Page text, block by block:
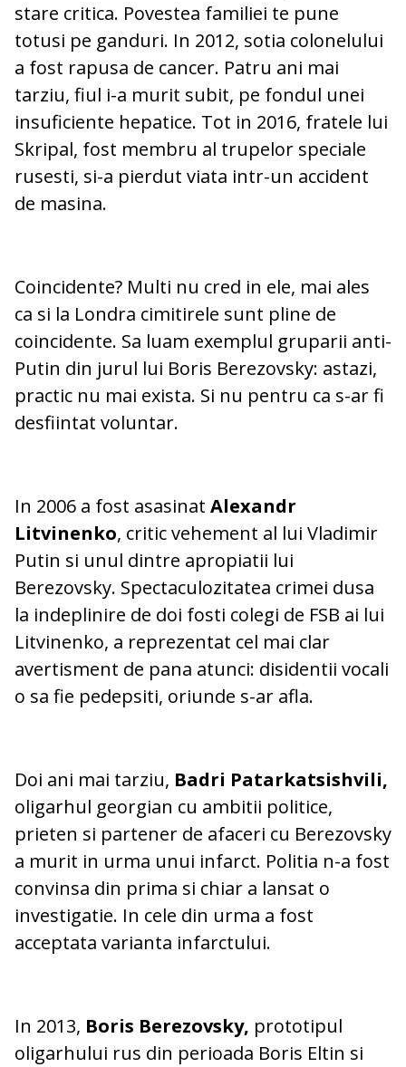
stare critica. Povestea familiei te pune
totusi pe ganduri. In 2012, sotia colonelului
a fost rapusa de cancer. Patru ani mai
tarziu, fiul i-a murit subit, pe fondul unei
insuficiente hepatice. Tot in 2016, fratele lui
Skripal, fost membru al trupelor speciale
rusesti, si-a pierdut viata intr-un accident
de masina.
Coincidente? Multi nu cred in ele, mai ales
ca si la Londra cimitirele sunt pline de
coincidente. Sa luam exemplul gruparii anti-
Putin din jurul lui Boris Berezovsky: astazi,
practic nu mai exista. Si nu pentru ca s-ar fi
desfiintat voluntar.
In 2006 a fost asasinat Alexandr
Litvinenko, critic vehement al lui Vladimir
Putin si unul dintre apropiatii lui
Berezovsky. Spectaculozitatea crimei dusa
la indeplinire de doi fosti colegi de FSB ai lui
Litvinenko, a reprezentat cel mai clar
avertisment de pana atunci: disidentii vocali
o sa fie pedepsiti, oriunde s-ar afla.
Doi ani mai tarziu, Badri Patarkatsishvili,
oligarhul georgian cu ambitii politice,
prieten si partener de afaceri cu Berezovsky
a murit in urma unui infarct. Politia n-a fost
convinsa din prima si chiar a lansat o
investigatie. In cele din urma a fost
acceptata varianta infarctului.
In 2013, Boris Berezovsky, prototipul
oligarhului rus din perioada Boris Eltin si